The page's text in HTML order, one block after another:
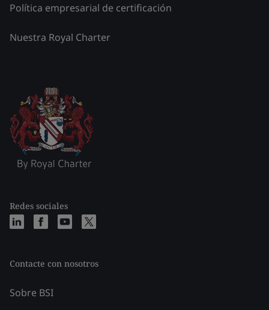
Política empresarial de certificación
Nuestra Royal Charter
Redes sociales
Contacte con nosotros
Sobre BSI